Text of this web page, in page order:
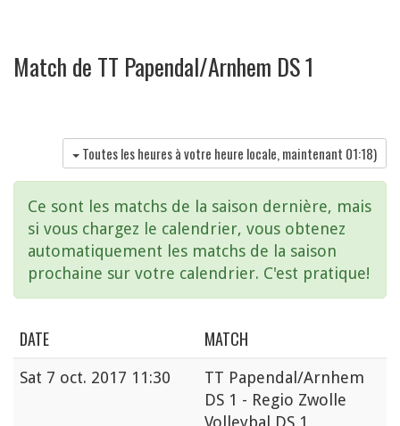
Match de TT Papendal/Arnhem DS 1
Toutes les heures à votre heure locale, maintenant 01:18)
Ce sont les matchs de la saison dernière, mais
si vous chargez le calendrier, vous obtenez
automatiquement les matchs de la saison
prochaine sur votre calendrier. C'est pratique!
DATE MATCH
Sat 7 oct. 2017 11:30
TT Papendal/Arnhem
DS 1 - Regio Zwolle
Volleybal DS 1